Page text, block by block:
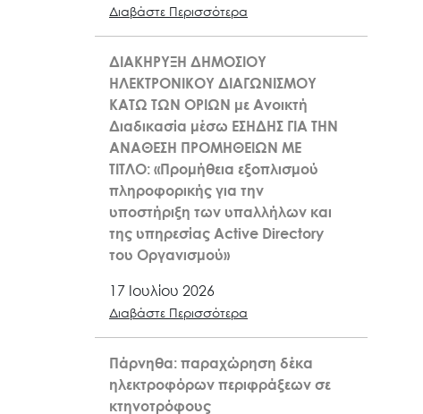
Διαβάστε Περισσότερα
ΔΙΑΚΗΡΥΞΗ ΔΗΜΟΣΙΟΥ
ΗΛΕΚΤΡΟΝΙΚΟΥ ΔΙΑΓΩΝΙΣΜΟΥ
ΚΑΤΩ ΤΩΝ ΟΡΙΩΝ με Ανοικτή
Διαδικασία μέσω ΕΣΗΔΗΣ ΓΙΑ ΤΗΝ
ΑΝΑΘΕΣΗ ΠΡΟΜΗΘΕΙΩΝ ΜΕ
ΤΙΤΛΟ: «Προμήθεια εξοπλισμού
πληροφορικής για την
υποστήριξη των υπαλλήλων και
της υπηρεσίας Active Directory
του Οργανισμού»
17 Ιουλίου 2026
Διαβάστε Περισσότερα
Πάρνηθα: παραχώρηση δέκα
ηλεκτροφόρων περιφράξεων σε
κτηνοτρόφους